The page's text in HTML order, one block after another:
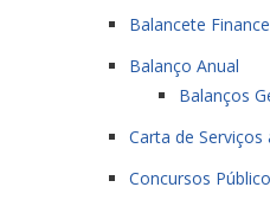
Balancete
Balanço Anual
Balanços
Carta de Serviços
Concursos